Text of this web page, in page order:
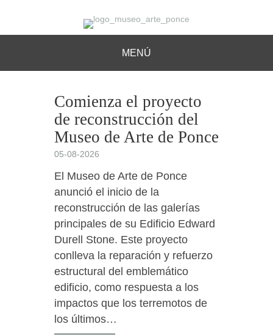
MENÚ
Comienza el proyecto
de reconstrucción del
Museo de Arte de Ponce
05-08-2026
El Museo de Arte de Ponce
anunció el inicio de la
reconstrucción de las galerías
principales de su Edificio Edward
Durell Stone. Este proyecto
conlleva la reparación y refuerzo
estructural del emblemático
edificio, como respuesta a los
impactos que los terremotos de
los últimos…